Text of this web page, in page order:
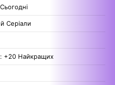
Серіали
+20 Найкращих